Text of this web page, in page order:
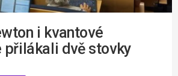
i kvantové
přilákali dvě stovky